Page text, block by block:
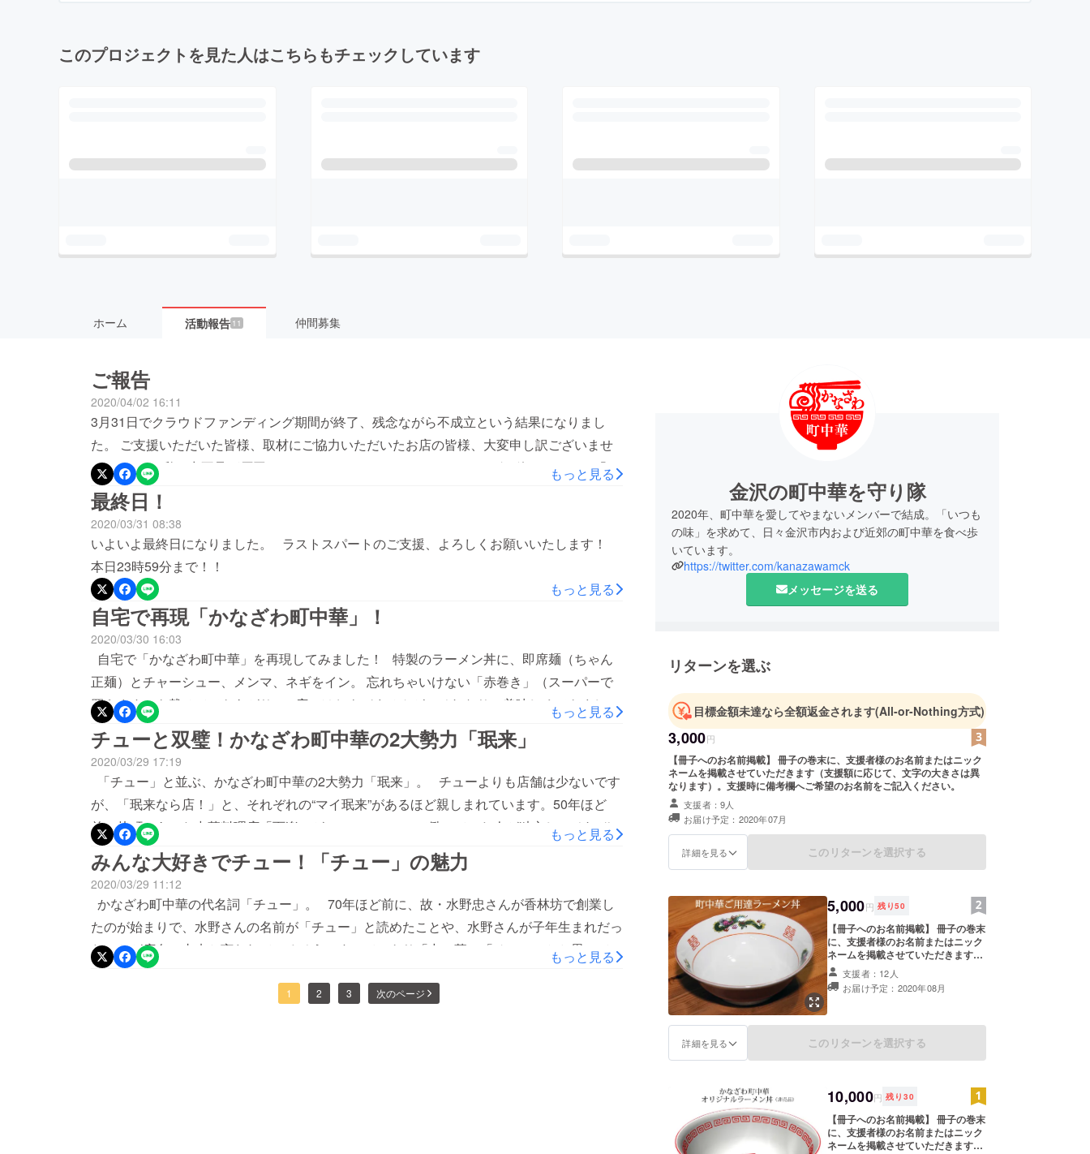
このプロジェクトを見た人はこちらもチェックしています
ホーム 活動報告 11 仲間募集
ご報告
2020/04/02 16:11
3月31日でクラウドファンディング期間が終了、残念ながら不成立という結果になりまし
た。 ご支援いただいた皆様、取材にご協力いただいたお店の皆様、大変申し訳ございませ
ん。 すべて私の力不足が原因です。 しかし、クラウドファンディングは終わっても、「か
なざわ町中華」応援プロジェクトはこれからも続けて参ります。 引き続き活動を見守って
いただければ幸甚に存じます。 2020年4月2日 「かなざわ町中華」を守り隊 代表 高
岸丈弥
もっと見る
最終日！
2020/03/31 08:38
いよいよ最終日になりました。 ラストスパートのご支援、よろしくお願いいたします！
本日23時59分まで！！
もっと見る
自宅で再現「かなざわ町中華」！
2020/03/30 16:03
自宅で「かなざわ町中華」を再現してみました！ 特製のラーメン丼に、即席麺（ちゃん
正麺）とチャーシュー、メンマ、ネギをイン。 忘れちゃいけない「赤巻き」（スーパーで
買えます）を載せてできあがり。 店にはおよびませんが、それなりに美味しくできまし
た！ 自粛で外食を控えている人はぜひ。
もっと見る
チューと双璧！かなざわ町中華の2大勢力「珉来」
2020/03/29 17:19
「チュー」と並ぶ、かなざわ町中華の2大勢力「珉来」。 チューよりも店舗は少ないです
が、「珉来なら店！」と、それぞれの“マイ珉来”があるほど親しまれています。50年ほど
前、片町にあった中華料理店「百楽」がルーツで、ここで働いていた人が独立し、それぞれ
の「珉来」を立ち上げたそうです。1号店は金大病院前にある「病院前店」で、現在も元気
に営業中！ラーメン＋焼き飯のセットが650円と、感動的な安さで大人気ですよね。 「王
様から庶民までウエルカム」というのが名前の由来どおり、家族連れからカップル、サラ
リーマンまで、日々賑わっています。
もっと見る
みんな大好きでチュー！「チュー」の魅力
2020/03/29 11:12
かなざわ町中華の代名詞「チュー」。 70年ほど前に、故・水野忠さんが香林坊で創業し
たのが始まりで、水野さんの名前が「チュー」と読めたことや、水野さんが子年生まれだっ
たことが店名の由来と言われているそうです（てっきり「中」華の「チュー」かと思ってい
ました…！）。 昔は県内に50店ほどあったそうですが、現在は15店ほど。 店によってメ
ニューのラインナップはいろいろで、味付けもバラエティ豊か。チェーン店のようでチェー
もっと見る
1 2 3 次のページ
金沢の町中華を守り隊
2020年、町中華を愛してやまないメンバーで結成。「いつも
の味」を求めて、日々金沢市内および近郊の町中華を食べ歩
いています。
https://twitter.com/kanazawamck
メッセージを送る
リターンを選ぶ
目標金額未達なら全額返金されます(All-or-Nothing方式)
3,000円
【冊子へのお名前掲載】 冊子の巻末に、支援者様のお名前またはニック
ネームを掲載させていただきます（支援額に応じて、文字の大きさは異
なります）。支援時に備考欄へご希望のお名前をご記入ください。
支援者：9人
お届け予定：2020年07月
詳細を見る このリターンを選択する
5,000円 残り50
【冊子へのお名前掲載】 冊子の巻末
に、支援者様のお名前またはニック
ネームを掲載させていただきます
（支援額に応じて、文字の大きさは
異なります）。支援時に備考欄へご
希望のお名前をご記入ください。
支援者：12人
お届け予定：2020年08月
詳細を見る このリターンを選択する
10,000円 残り 30
【冊子へのお名前掲載】 冊子の巻末
に、支援者様のお名前またはニック
ネームを掲載させていただきます